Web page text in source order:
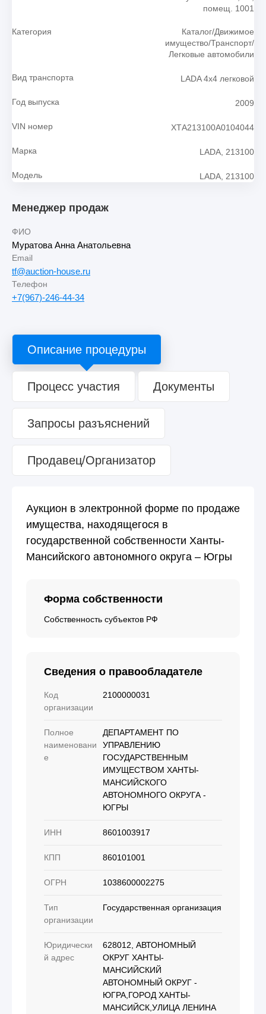
помещ. 1001
Категория
Каталог/Движимое
имущество/Транспорт/
Легковые автомобили
Вид транспорта LADA 4x4 легковой
Год выпуска 2009
VIN номер ХТА213100А0104044
Марка LADA, 213100
Модель LADA, 213100
Менеджер продаж
ФИО
Муратова Анна Анатольевна
Email
tf@auction-house.ru
Телефон
+7(967)-246-44-34
Описание процедуры
Процесс участия Документы
Запросы разъяснений
Продавец/Организатор
Аукцион в электронной форме по продаже
имущества, находящегося в
государственной собственности Ханты-
Мансийского автономного округа – Югры
Форма собственности
Собственность субъектов РФ
Сведения о правообладателе
Код
организации
2100000031
Полное
наименовани
е
ДЕПАРТАМЕНТ ПО
УПРАВЛЕНИЮ
ГОСУДАРСТВЕННЫМ
ИМУЩЕСТВОМ ХАНТЫ-
МАНСИЙСКОГО
АВТОНОМНОГО ОКРУГА -
ЮГРЫ
ИНН 8601003917
КПП 860101001
ОГРН 1038600002275
Тип
организации
Государственная организация
Юридически
й адрес
628012, АВТОНОМНЫЙ
ОКРУГ ХАНТЫ-
МАНСИЙСКИЙ
АВТОНОМНЫЙ ОКРУГ -
ЮГРА,ГОРОД ХАНТЫ-
МАНСИЙСК,УЛИЦА ЛЕНИНА